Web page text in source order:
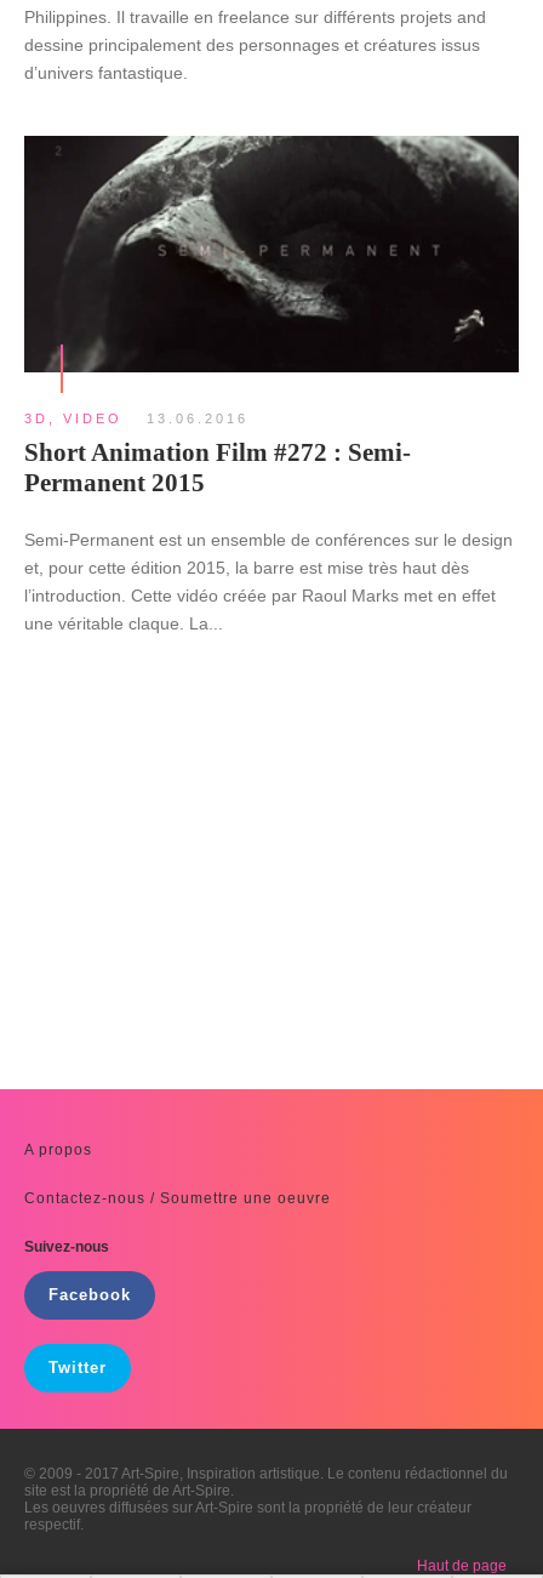
Philippines. Il travaille en freelance sur différents projets and
dessine principalement des personnages et créatures issus
d’univers fantastique.
3D , VIDEO 13.06.2016
Short Animation Film #272 : Semi-
Permanent 2015
Semi-Permanent est un ensemble de conférences sur le design
et, pour cette édition 2015, la barre est mise très haut dès
l’introduction. Cette vidéo créée par Raoul Marks met en effet
une véritable claque. La...
A propos
Contactez-nous / Soumettre une oeuvre
Suivez-nous
Facebook
Twitter
© 2009 - 2017 Art-Spire, Inspiration artistique. Le contenu rédactionnel du
site est la propriété de Art-Spire.
Les oeuvres diffusées sur Art-Spire sont la propriété de leur créateur
respectif.
Haut de page